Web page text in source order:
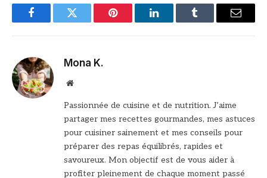
FacebookTwitter Pinterest LinkedInTumblr Email
Mona K.
Site
Passionnée de cuisine et de nutrition. J’aime
partager mes recettes gourmandes, mes astuces
pour cuisiner sainement et mes conseils pour
préparer des repas équilibrés, rapides et
savoureux. Mon objectif est de vous aider à
profiter pleinement de chaque moment passé